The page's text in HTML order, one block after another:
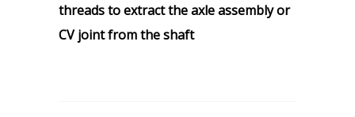
threads to extract the axle assembly or
CV joint from the shaft